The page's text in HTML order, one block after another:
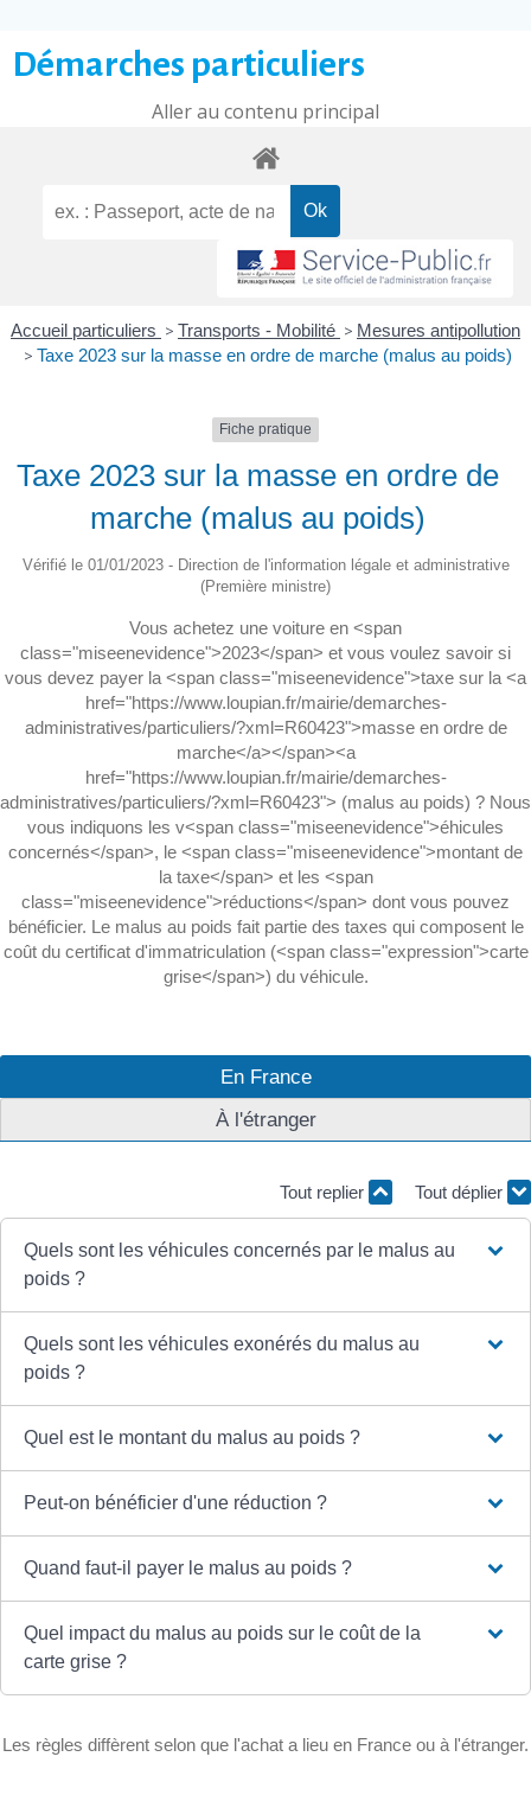
Démarches particuliers
Aller au contenu principal
Accueil particuliers > Transports - Mobilité > Mesures antipollution
> Taxe 2023 sur la masse en ordre de marche (malus au poids)
Fiche pratique
Taxe 2023 sur la masse en ordre de
marche (malus au poids)
Vérifié le 01/01/2023 - Direction de l'information légale et administrative
(Première ministre)
Vous achetez une voiture en <span
class="miseenevidence">2023</span> et vous voulez savoir si
vous devez payer la <span class="miseenevidence">taxe sur la <a
href="https://www.loupian.fr/mairie/demarches-
administratives/particuliers/?xml=R60423">masse en ordre de
marche</a></span><a
href="https://www.loupian.fr/mairie/demarches-
administratives/particuliers/?xml=R60423"> (malus au poids) ? Nous
vous indiquons les v<span class="miseenevidence">éhicules
concernés</span>, le <span class="miseenevidence">montant de
la taxe</span> et les <span
class="miseenevidence">réductions</span> dont vous pouvez
bénéficier. Le malus au poids fait partie des taxes qui composent le
coût du certificat d'immatriculation (<span class="expression">carte
grise</span>) du véhicule.
En France
À l'étranger
Tout replier Tout déplier
Quels sont les véhicules concernés par le malus au
poids ?
Quels sont les véhicules exonérés du malus au
poids ?
Quel est le montant du malus au poids ?
Peut-on bénéficier d'une réduction ?
Quand faut-il payer le malus au poids ?
Quel impact du malus au poids sur le coût de la
carte grise ?
Les règles diffèrent selon que l'achat a lieu en France ou à l'étranger.